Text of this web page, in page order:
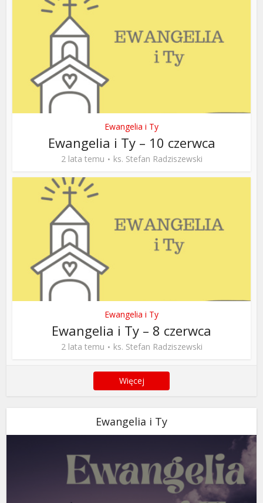
Ewangelia i Ty
Ewangelia i Ty – 10 czerwca
2 lata temu ks. Stefan Radziszewski
Ewangelia i Ty
Ewangelia i Ty – 8 czerwca
2 lata temu ks. Stefan Radziszewski
Więcej
Ewangelia i Ty